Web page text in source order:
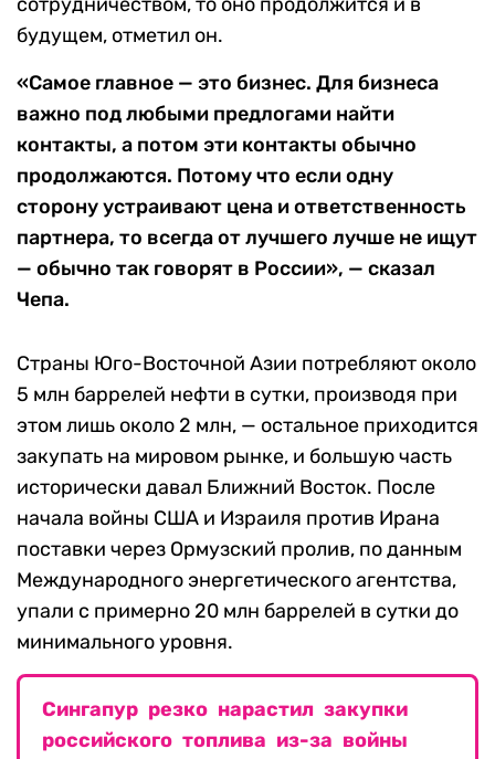
будущем, отметил он.
«Самое главное — это бизнес. Для бизнеса
важно под любыми предлогами найти
контакты, а потом эти контакты обычно
продолжаются. Потому что если одну
сторону устраивают цена и ответственность
партнера, то всегда от лучшего лучше не ищут
— обычно так говорят в России», — сказал
Чепа.
Страны Юго-Восточной Азии потребляют около
5 млн баррелей нефти в сутки, производя при
этом лишь около 2 млн, — остальное приходится
закупать на мировом рынке, и большую часть
исторически давал Ближний Восток. После
начала войны США и Израиля против Ирана
поставки через Ормузский пролив, по данным
Международного энергетического агентства,
упали с примерно 20 млн баррелей в сутки до
минимального уровня.
Сингапур резко нарастил закупки
российского топлива из-за войны